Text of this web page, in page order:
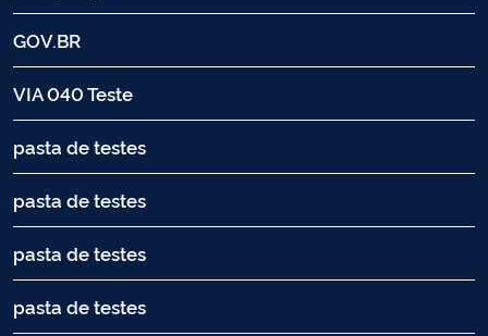
GOV.BR
VIA 040 Teste
pasta de testes
pasta de testes
pasta de testes
pasta de testes